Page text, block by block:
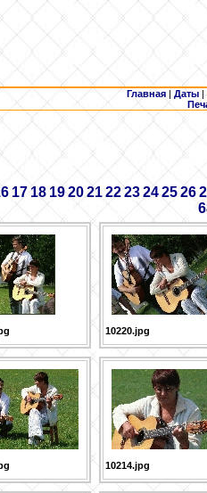
Главная | Даты |
17 18 1920212223242526
10220.jpg
10214.jpg